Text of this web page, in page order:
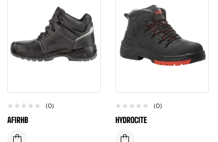
(0)
AFIRHB
(0)
HYDROCITE